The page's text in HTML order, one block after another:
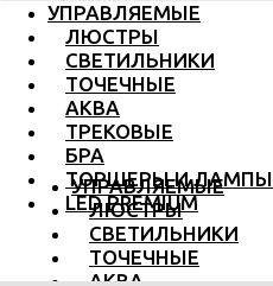
УПРАВЛЯЕМЫЕ
ЛЮСТРЫ
СВЕТИЛЬНИКИ
ТОЧЕЧНЫЕ
АКВА
ТРЕКОВЫЕ
БРА
ТОРШЕРЫ И ЛАМПЫ
LED PREMIUM
УПРАВЛЯЕМЫЕ
ЛЮСТРЫ
СВЕТИЛЬНИКИ
ТОЧЕЧНЫЕ
АКВА